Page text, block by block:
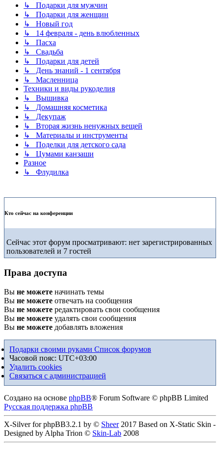
↳ Подарки для мужчин
↳ Подарки для женщин
↳ Новый год
↳ 14 февраля - день влюбленных
↳ Пасха
↳ Свадьба
↳ Подарки для детей
↳ День знаний - 1 сентября
↳ Масленница
Техники и виды рукоделия
↳ Вышивка
↳ Домашняя косметика
↳ Декупаж
↳ Вторая жизнь ненужных вещей
↳ Материалы и инструменты
↳ Поделки для детского сада
↳ Цумами канзаши
Разное
↳ Флудилка
Кто сейчас на конференции
Сейчас этот форум просматривают: нет зарегистрированных
пользователей и 7 гостей
Права доступа
Вы не можете начинать темы
Вы не можете отвечать на сообщения
Вы не можете редактировать свои сообщения
Вы не можете удалять свои сообщения
Вы не можете добавлять вложения
Подарки своими руками Список форумов
Часовой пояс: UTC+03:00
Удалить cookies
Связаться с администрацией
Создано на основе phpBB® Forum Software © phpBB Limited
Русская поддержка phpBB
X-Silver for phpBB3.2.1 by © Sheer2017 Based on X-Static Skin -
Designed by Alpha Trion © Skin-Lab 2008